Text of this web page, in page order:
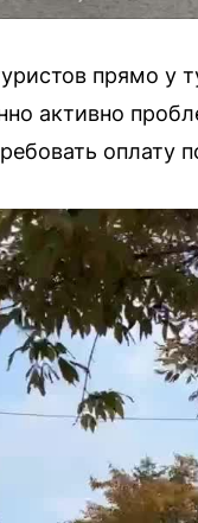
прямо у
активно
оплату